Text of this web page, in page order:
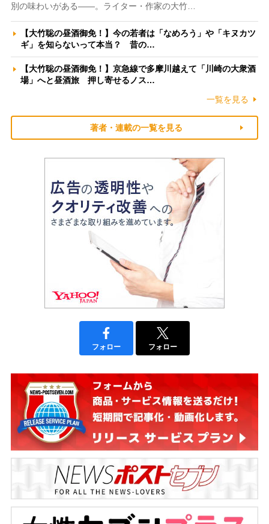
別の味わいがある――。ライター・作家の大竹…
【大竹聡の昼酒御免！】今の若者は「なめろう」や「キヌカツ
ギ」を知らないって本当？ 昔の…
【大竹聡の昼酒御免！】京急線で多摩川越えて「川崎の大衆酒
場」へと昼酒旅 押し寄せるノス…
一覧を見る
著者・連載の一覧を見る
フォロー フォロー